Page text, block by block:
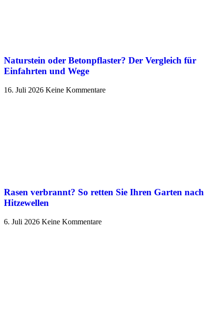
Naturstein oder Betonpflaster? Der Vergleich für
Einfahrten und Wege
16. Juli 2026 Keine Kommentare
Rasen verbrannt? So retten Sie Ihren Garten nach
Hitzewellen
6. Juli 2026 Keine Kommentare